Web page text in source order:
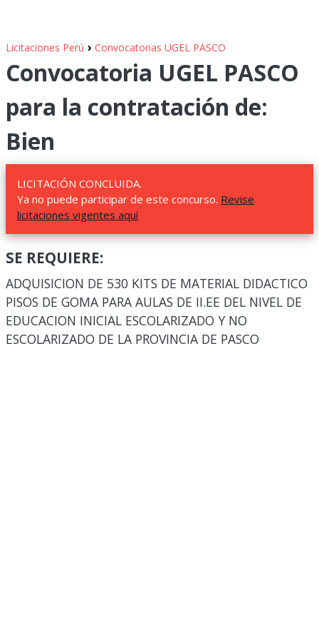
Licitaciones Perú › Convocatorias UGEL PASCO
Convocatoria UGEL PASCO
para la contratación de:
Bien
LICITACIÓN CONCLUIDA.
Ya no puede participar de este concurso. Revise
licitaciones vigentes aquí
SE REQUIERE:
ADQUISICION DE 530 KITS DE MATERIAL DIDACTICO
PISOS DE GOMA PARA AULAS DE II.EE DEL NIVEL DE
EDUCACION INICIAL ESCOLARIZADO Y NO
ESCOLARIZADO DE LA PROVINCIA DE PASCO